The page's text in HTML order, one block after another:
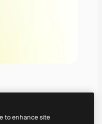
to enhance site